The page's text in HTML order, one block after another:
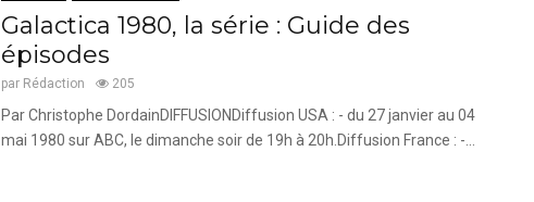
Galactica 1980, la série : Guide des
épisodes
par Rédaction 205
Par Christophe DordainDIFFUSIONDiffusion USA : - du 27 janvier au 04
mai 1980 sur ABC, le dimanche soir de 19h à 20h.Diffusion France : -...